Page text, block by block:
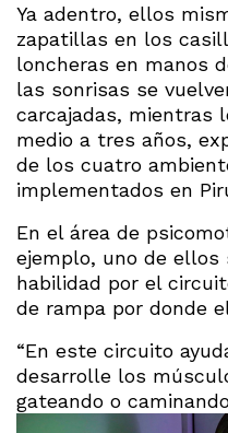
Ya adentro, ellos
zapatillas en los
loncheras en manos
las sonrisas se
carcajadas, mientras
medio a tres años,
de los cuatro
implementados en
En el área de
ejemplo, uno de ellos
habilidad por el
de rampa por donde
“En este circuito
desarrolle los
gateando o